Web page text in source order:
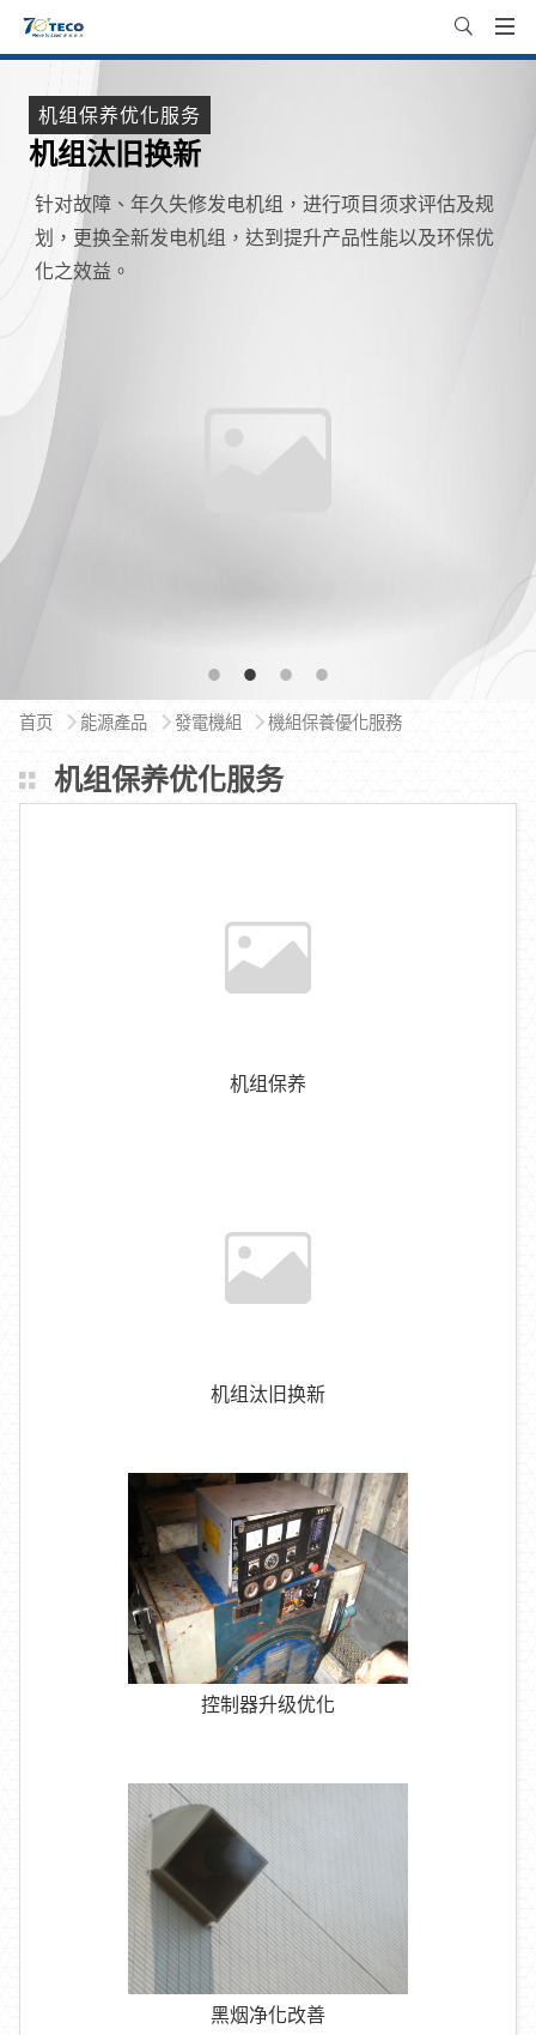
机组保养优化服务
机组保养
定期进行发电机组各系统检查及设备保养更换作业，确
保运转正常并能及早预防故障发生。检查作业内容包
含：润滑系统、冷却系统、进气系统、燃油系统、排气
系统、电气系统、机组外观、控制系统、操作进程确
认。保养更换包含下列耗材：空气滤清器、柴油滤清
器、机油滤清器、风扇皮带、充电机皮带、电瓶、机
油。
机组保养优化服务
机组汰旧换新
针对故障、年久失修发电机组，进行项目须求评估及规
划，更换全新发电机组，达到提升产品性能以及环保优
化之效益。
机组保养优化服务
控制器升级优化
发电机组控制器产品推陈出新，东元提供客户高性能、
高品质的产品选项，利用更换新款控制器让操作效率提
高，不仅功能优化，还有WIFI无线监控产品，能与手机
平板连接操作。
机组保养优化服务
黑烟净化改善
除了定期维护更换空气滤心，透过选用不同技术方式的
净化器，再利用自身环保再生系统，延长使用寿命，亦
可改装调速控制系统，皆可有效减少黑烟污染、改善降
低排烟浓度，并提升除臭的效果，达到环保诉求。
首页 能源產品 發電機組 機組保養優化服務
机组保养优化服务
机组保养
机组汰旧换新
控制器升级优化
黑烟净化改善